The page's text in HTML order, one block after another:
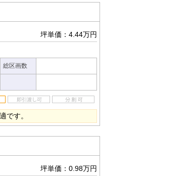
坪単価：4.44万円
総区画数
です。
坪単価：0.98万円